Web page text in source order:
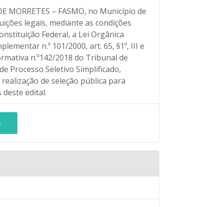
MORRETES – FASMO, no Município de
legais, mediante as condições
Federal, a Lei Orgânica
n.º 101/2000, art. 65, §1º, III e
n.º142/2018 do Tribunal de
Processo Seletivo Simplificado,
de seleção pública para
edital.